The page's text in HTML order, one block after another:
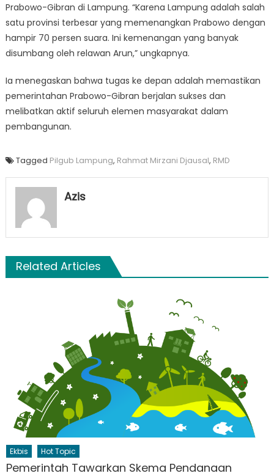
Prabowo-Gibran di Lampung. “Karena Lampung adalah salah
satu provinsi terbesar yang memenangkan Prabowo dengan
hampir 70 persen suara. Ini kemenangan yang banyak
disumbang oleh relawan Arun,” ungkapnya.
Ia menegaskan bahwa tugas ke depan adalah memastikan
pemerintahan Prabowo-Gibran berjalan sukses dan
melibatkan aktif seluruh elemen masyarakat dalam
pembangunan.
Tagged Pilgub Lampung, Rahmat Mirzani Djausal, RMD
Azis
Related Articles
Ekbis Hot Topic
Pemerintah Tawarkan Skema Pendanaan